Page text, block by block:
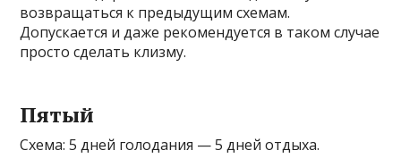
возвращаться к предыдущим схемам.
Допускается и даже рекомендуется в таком случае
просто сделать клизму.
Пятый
Схема: 5 дней голодания — 5 дней отдыха.